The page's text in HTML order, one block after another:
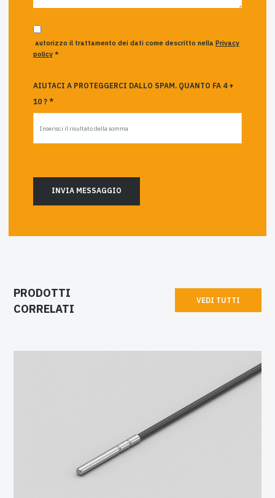
autorizzo il trattamento dei dati come descritto nella Privacy
policy*
AIUTACI A PROTEGGERCI DALLO SPAM. QUANTO FA 4 +
10 ? *
INVIA MESSAGGIO
PRODOTTI
CORRELATI
VEDI TUTTI